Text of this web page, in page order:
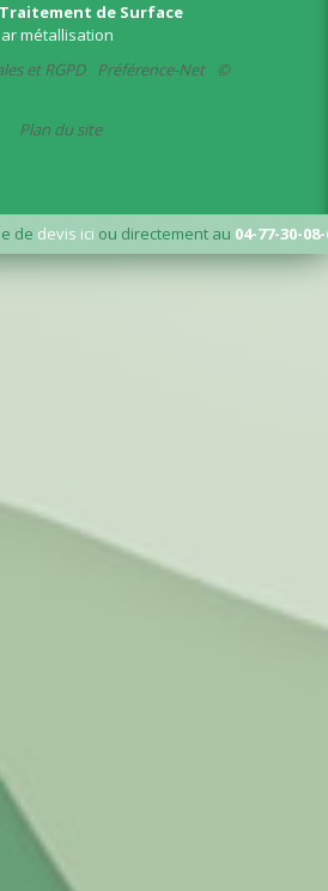
de Surface
métallisation
et RGPD Préférence-Net ©
Plan du site
de devis ici ou directement au 04-77-30-